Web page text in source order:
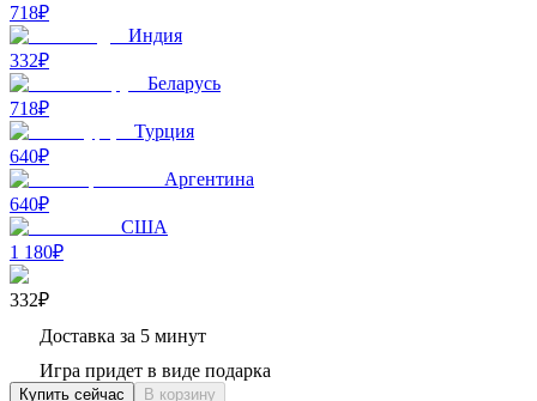
718₽
Индия
332₽
Беларусь
718₽
Турция
640₽
Аргентина
640₽
США
1 180₽
332₽
Доставка за 5 минут
Игра придет в виде подарка
Купить сейчас В корзину